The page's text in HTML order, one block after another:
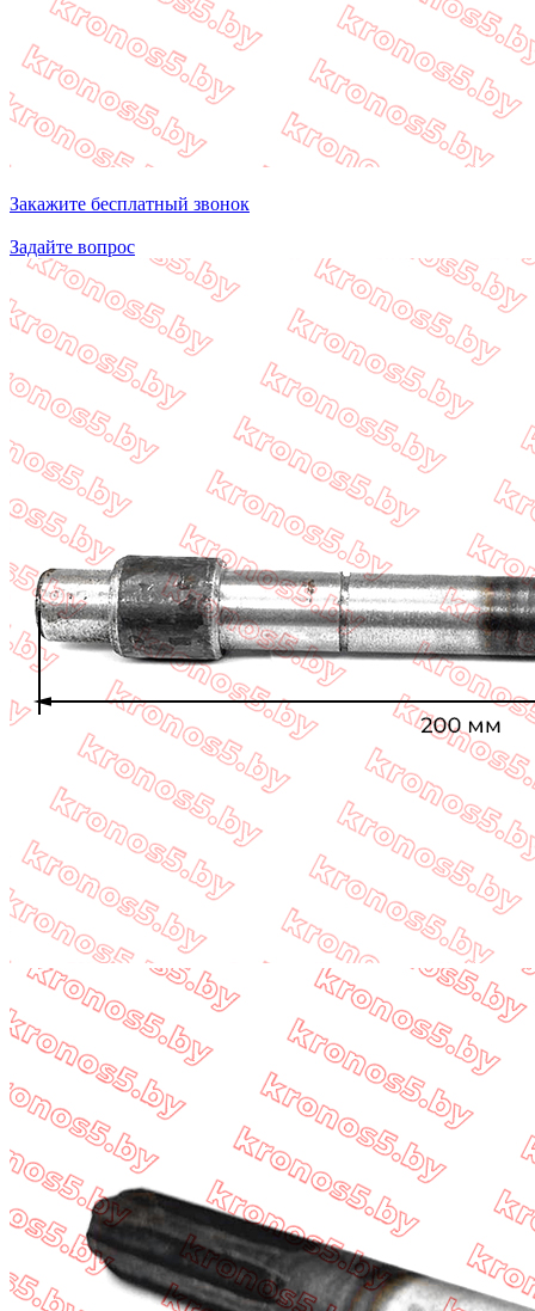
Закажите бесплатный звонок
Задайте вопрос